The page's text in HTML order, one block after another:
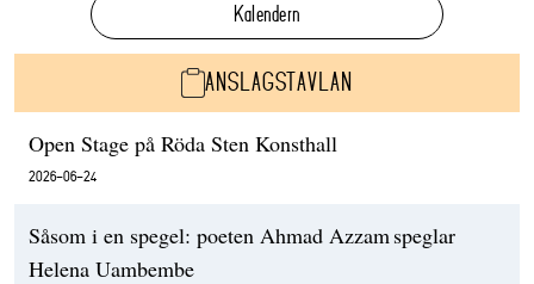
Kalendern
ANSLAGSTAVLAN
Open Stage på Röda Sten Konsthall
2026-06-24
Såsom i en spegel: poeten Ahmad Azzam speglar
Helena Uambembe